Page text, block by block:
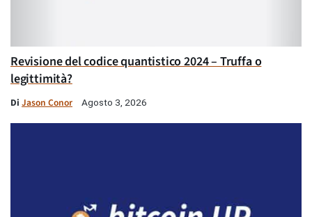
Revisione del codice quantistico 2024 – Truffa o
legittimità?
Di Jason Conor Agosto 3, 2026